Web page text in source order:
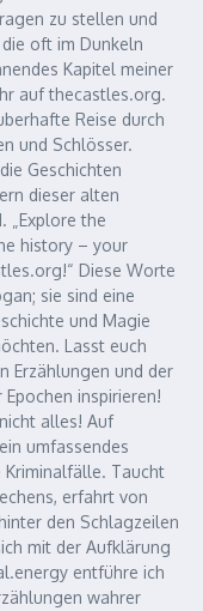
zu stellen und
oft im Dunkeln
Kapitel meiner
auf thecastles.org.
Reise durch
und Schlösser.
Geschichten
dieser alten
„Explore the
history – your
Diese Worte
sie sind eine
und Magie
Lasst euch
Erzählungen und der
inspirieren!
alles! Auf
umfassendes
Taucht
erfahrt von
den Schlagzeilen
mit der Aufklärung
entführe ich
wahrer